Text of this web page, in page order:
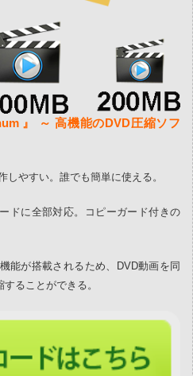
』 ～ 高機能のDVD圧縮ソフ
やすい。誰でも簡単に使える。
ドに全部対応。コピーガード付きの
能が搭載されるため、DVD動画を同
ることができる。